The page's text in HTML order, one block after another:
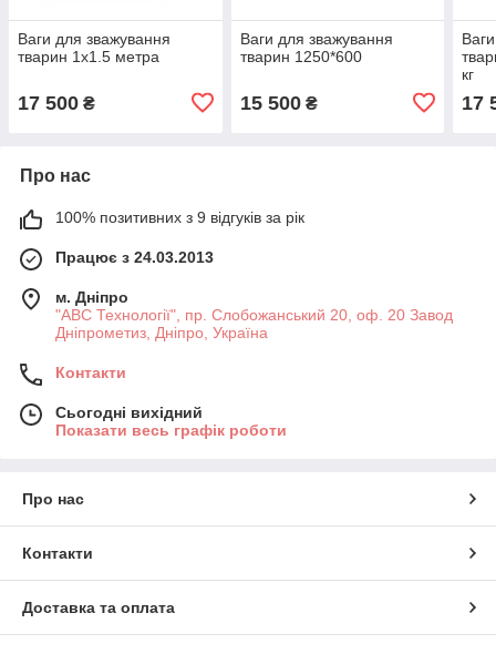
Ваги для зважування
тварин 1х1.5 метра
17 500 ₴
Ваги для зважування
тварин 1250*600
15 500₴
кг
17
Про нас
100% позитивних з 9 відгуків за рік
Працює з 24.03.2013
м. Дніпро
"АВС Технології", пр. Слобожанський 20, оф. 20 Завод
Дніпрометиз, Дніпро, Україна
Контакти
Сьогодні вихідний
Показати весь графік роботи
Про нас
Контакти
Доставка та оплата